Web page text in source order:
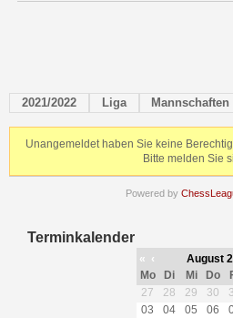
2021/2022 Liga Mannschaften
Unangemeldet haben Sie keine
Bitte melden Sie
Powered by
Terminkalender
« ‹ August
Mo
Di Mi Do
27
28 29 30
03
04 05 06